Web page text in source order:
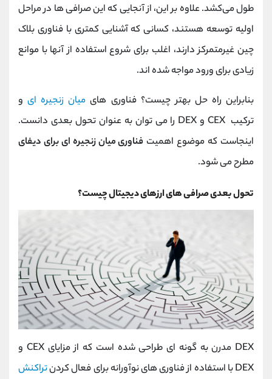
طول می‌کشد. علاوه بر این، از آنجایی که این صرافی ها در مراحل
اولیه توسعه هستند، کسانی که آشنایی کمتری با فناوری بلاک
چین غیرمتمرکز دارند، اغلب برای شروع استفاده از آنها با موانع
زیادی برای ورود مواجه شده اند.
بنابراین راه حل بهتر چیست؟ فناوری های میان زنجیره ایو
ترکیب CEX و DEX را می توان به عنوان تحول بعدی دانست.
اینجاست که موضوع اهمیت فناوری میان زنجیره ای برای دیفای
مطرح می شود.
تحول بعدی صرافی های ارزهای دیجیتال چیست؟
DEX مدرن به گونه ای طراحی شده است که از مزایای CEX و
DEX با استفاده از فناوری های نوآورانه برای فعال کردن
تراکنش